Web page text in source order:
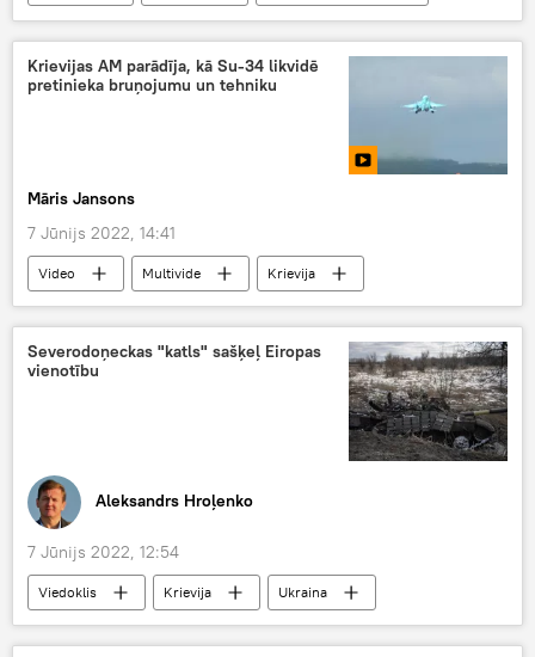
Eiropas Komisija
sankcijas
ekonomika
ģeopolitika
Dmitrijs Medvedevs
Krievijas AM parādīja, kā Su-34 likvidē
pretinieka bruņojumu un tehniku
Māris Jansons
7 Jūnijs 2022, 14:41
Video Multivide
Krievija
Ukraina
speciālā operācija
Donbass
Aizsardzības ministrija
bruņojums
ieroči
Severodoņeckas "katls" sašķeļ Eiropas
vienotību
Aleksandrs Hroļenko
7 Jūnijs 2022, 12:54
Viedoklis Krievija
Ukraina
Donbass
speciālā operācija